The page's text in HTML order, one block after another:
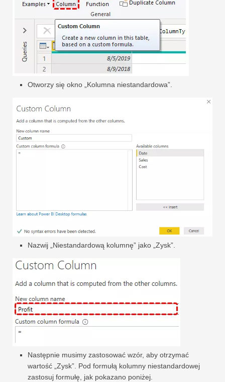
Otworzy się okno „Kolumna niestandardowa”.
Nazwij „Niestandardową kolumnę” jako „Zysk”.
Następnie musimy zastosować wzór, aby otrzymać
wartość „Zysk”. Pod formułą kolumny niestandardowej
zastosuj formułę, jak pokazano poniżej.